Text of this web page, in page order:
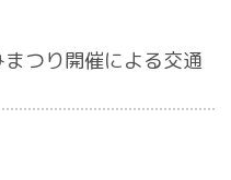
つり開催による交通